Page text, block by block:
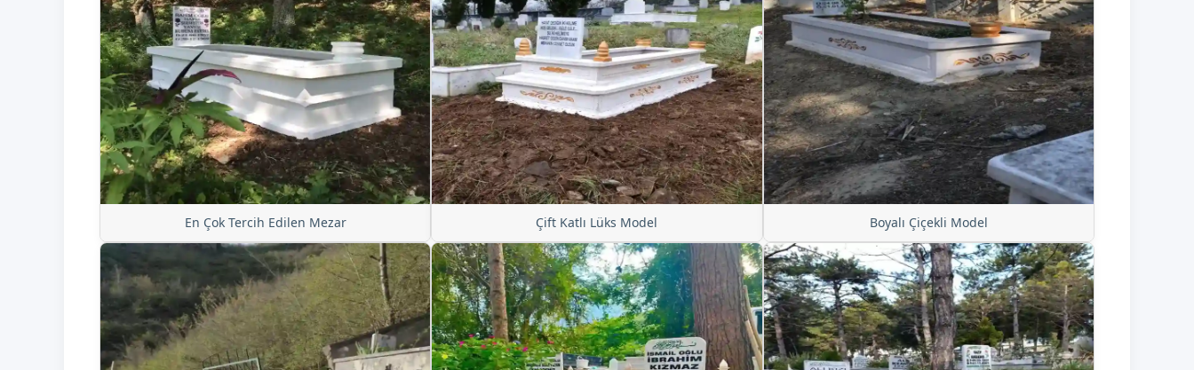
En Çok Tercih Edilen Mezar Çift Katlı Lüks Model Boyalı Çiçekli Model